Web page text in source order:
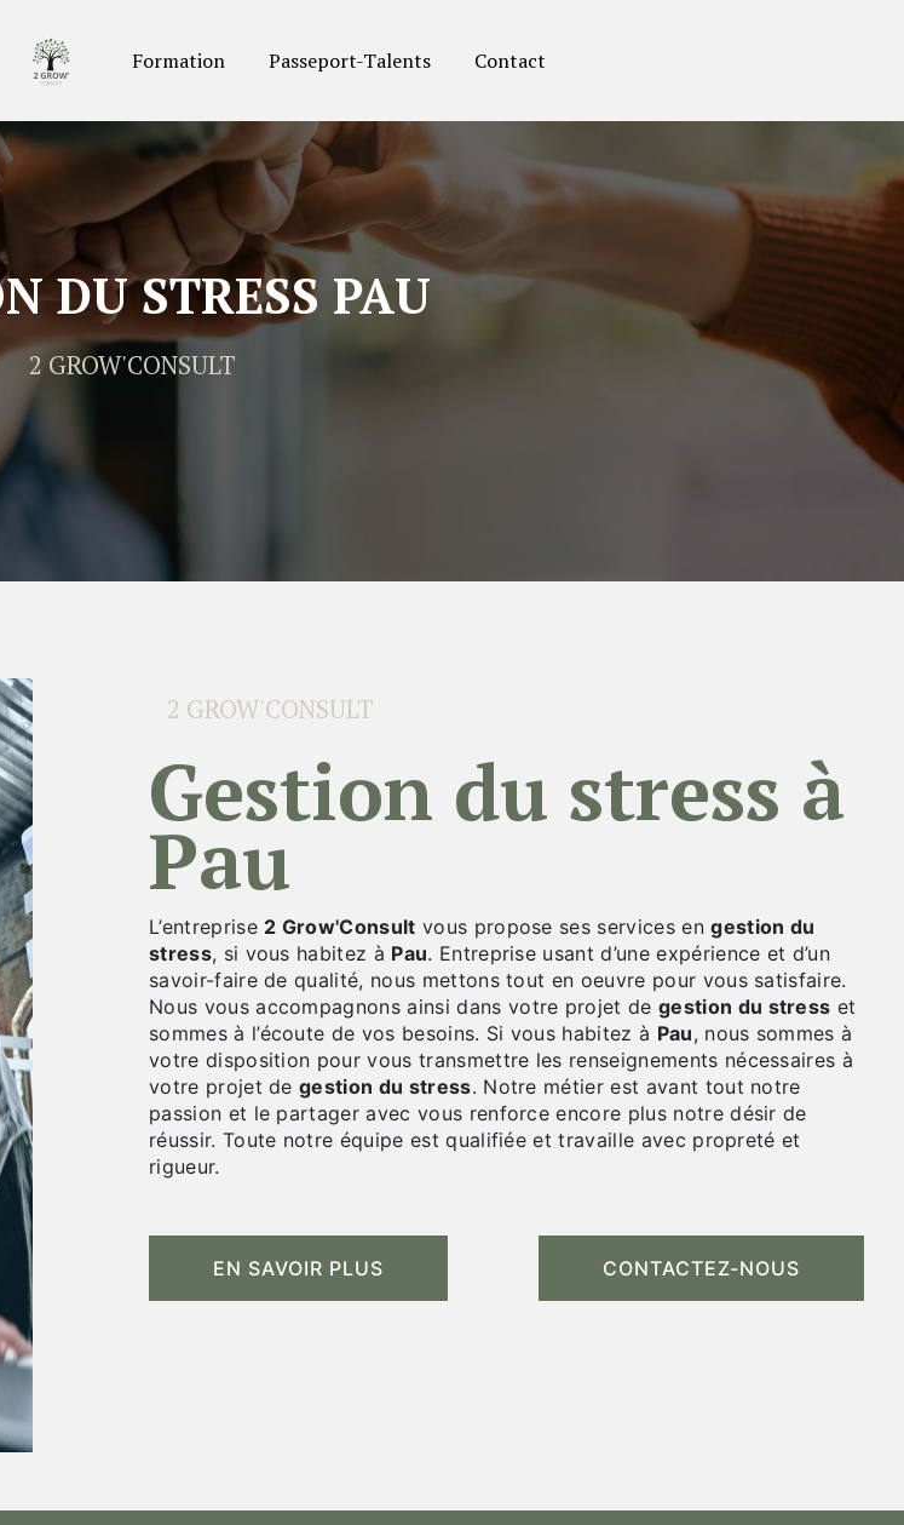
Formation Passeport-Talents Contact
DU STRESS PAU
2 GROW'CONSULT
2 GROW'CONSULT
gestion du stress à
Pau
L’entreprise 2 Grow'Consult vous propose ses services engestion du
stress, si vous habitez à Pau. Entreprise usant d’une expérience et d’un
savoir-faire de qualité, nous mettons tout en oeuvre pour vous satisfaire.
Nous vous accompagnons ainsi dans votre projet degestion du stress et
sommes à l’écoute de vos besoins. Si vous habitez à Pau, nous sommes à
votre disposition pour vous transmettre les renseignements nécessaires à
votre projet degestion du stress. Notre métier est avant tout notre
passion et le partager avec vous renforce encore plus notre désir de
réussir. Toute notre équipe est qualifiée et travaille avec propreté et
rigueur.
EN SAVOIR PLUS CONTACTEZ-NOUS